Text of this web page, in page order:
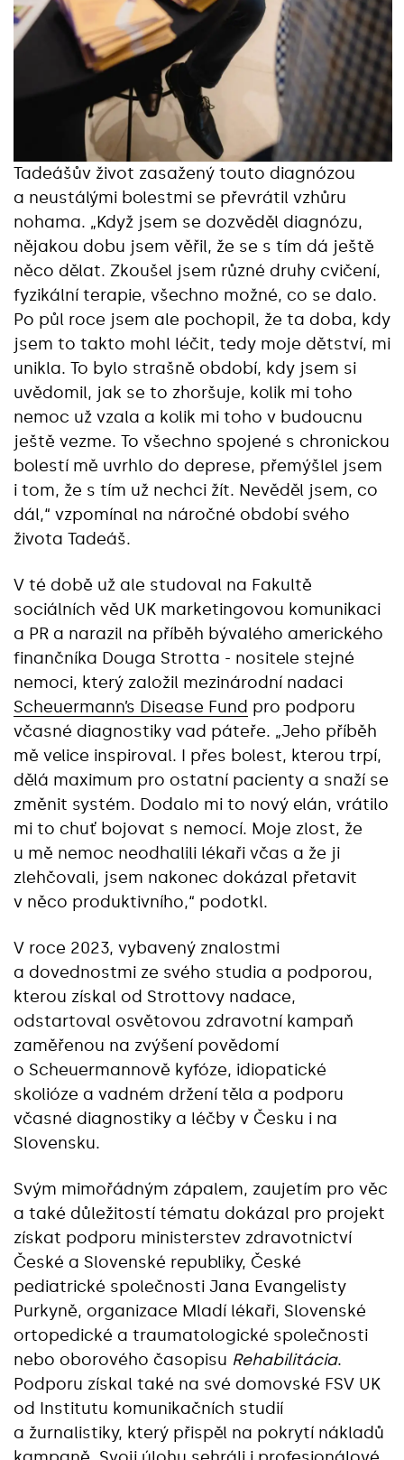
Tadeášův život zasažený touto diagnózou
a neustálými bolestmi se převrátil vzhůru
nohama. „Když jsem se dozvěděl diagnózu,
nějakou dobu jsem věřil, že se s tím dá ještě
něco dělat. Zkoušel jsem různé druhy cvičení,
fyzikální terapie, všechno možné, co se dalo.
Po půl roce jsem ale pochopil, že ta doba, kdy
jsem to takto mohl léčit, tedy moje dětství, mi
unikla. To bylo strašně období, kdy jsem si
uvědomil, jak se to zhoršuje, kolik mi toho
nemoc už vzala a kolik mi toho v budoucnu
ještě vezme. To všechno spojené s chronickou
bolestí mě uvrhlo do deprese, přemýšlel jsem
i tom, že s tím už nechci žít. Nevěděl jsem, co
dál,“ vzpomínal na náročné období svého
života Tadeáš.
V té době už ale studoval na Fakultě
sociálních věd UK marketingovou komunikaci
a PR a narazil na příběh bývalého amerického
finančníka Douga Strotta - nositele stejné
nemoci, který založil mezinárodní nadaci
Scheuermann’s Disease Fund pro podporu
včasné diagnostiky vad páteře. „Jeho příběh
mě velice inspiroval. I přes bolest, kterou trpí,
dělá maximum pro ostatní pacienty a snaží se
změnit systém. Dodalo mi to nový elán, vrátilo
mi to chuť bojovat s nemocí. Moje zlost, že
u mě nemoc neodhalili lékaři včas a že ji
zlehčovali, jsem nakonec dokázal přetavit
v něco produktivního,“ podotkl.
V roce 2023, vybavený znalostmi
a dovednostmi ze svého studia a podporou,
kterou získal od Strottovy nadace,
odstartoval osvětovou zdravotní kampaň
zaměřenou na zvýšení povědomí
o Scheuermannově kyfóze, idiopatické
skolióze a vadném držení těla a podporu
včasné diagnostiky a léčby v Česku i na
Slovensku.
Svým mimořádným zápalem, zaujetím pro věc
a také důležitostí tématu dokázal pro projekt
získat podporu ministerstev zdravotnictví
České a Slovenské republiky, České
pediatrické společnosti Jana Evangelisty
Purkyně, organizace Mladí lékaři, Slovenské
ortopedické a traumatologické společnosti
nebo oborového časopisu Rehabilitácia.
Podporu získal také na své domovské FSV UK
od Institutu komunikačních studií
a žurnalistiky, který přispěl na pokrytí nákladů